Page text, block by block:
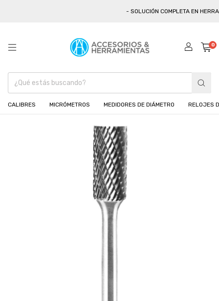
- SOLUCIÓN COMPLETA EN
0
CALIBRES MICRÓMETROS MEDIDORES DE DIÁMETRO RELOJES